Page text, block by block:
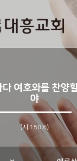
여호와를 찬양
야
(시 150:6)